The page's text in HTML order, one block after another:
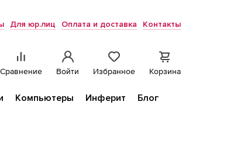
Для юр.лиц Оплата и доставка Контакты
Сравнение Войти Избранное Корзина
Компьютеры Инферит
Блог